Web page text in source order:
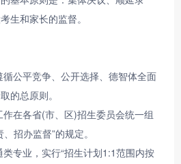
生和家长的监督。
公平竞争、公开选择、德智体全面
的总原则。
在各省(市、区)招生委员会统一组
招办监督”的规定。
专业，实行“招生计划1:1范围内按